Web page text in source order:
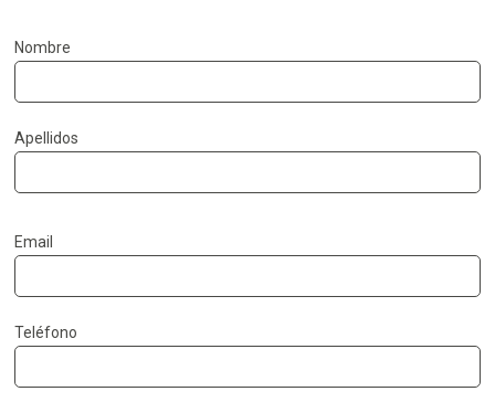
Nombre
Apellidos
Email
Teléfono